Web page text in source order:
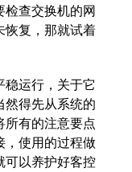
检查交换机的网
恢复，那就试着
运行，关于它
然得先从系统的
所有的注意要点
，使用的过程做
可以养护好客控